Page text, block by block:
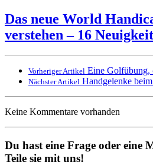
Das neue World
verstehen – 16
Vorheriger Artikel Eine Golfübung,
Nächster Artikel Handgelenke
Keine Kommentare vorhanden
Du hast eine Frage oder eine
Teile sie mit uns!